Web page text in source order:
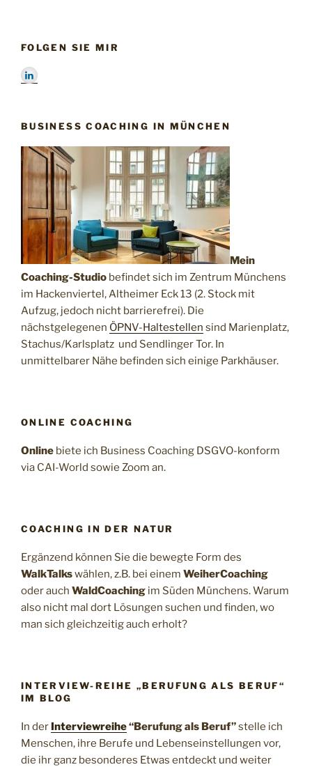
FOLGEN SIE MIR
BUSINESS COACHING IN MÜNCHEN
Mein
Coaching-Studio befindet sich im Zentrum Münchens
im Hackenviertel, Altheimer Eck 13 (2. Stock mit
Aufzug, jedoch nicht barrierefrei). Die
nächstgelegenen ÖPNV-Haltestellen sind Marienplatz,
Stachus/Karlsplatz und Sendlinger Tor. In
unmittelbarer Nähe befinden sich einige Parkhäuser.
ONLINE COACHING
Online biete ich Business Coaching DSGVO-konform
via CAI-World sowie Zoom an.
COACHING IN DER NATUR
Ergänzend können Sie die bewegte Form des
WalkTalkswählen, z.B. bei einem WeiherCoaching
oder auch WaldCoaching im Süden Münchens. Warum
also nicht mal dort Lösungen suchen und finden, wo
man sich gleichzeitig auch erholt?
INTERVIEW-REIHE „BERUFUNG ALS BERUF“
IM BLOG
In der Interviewreihe“Berufung als Beruf”stelle ich
Menschen, ihre Berufe und Lebenseinstellungen vor,
die ihr ganz besonderes Etwas entdeckt und weiter